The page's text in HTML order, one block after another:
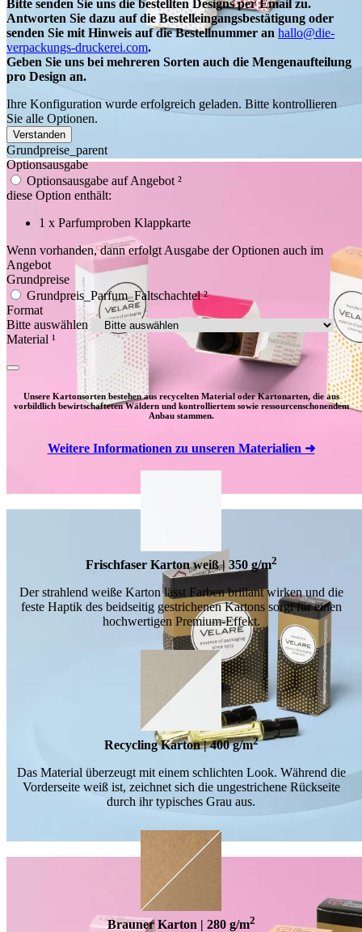
Bitte senden Sie uns die bestellten Designs per Email zu.
Antworten Sie dazu auf die Bestelleingangsbestätigung oder
senden Sie mit Hinweis auf die Bestellnummer an hallo@die-
verpackungs-druckerei.com.
Geben Sie uns bei mehreren Sorten auch die Mengenaufteilung
pro Design an.
Ihre Konfiguration wurde erfolgreich geladen. Bitte kontrollieren
Sie alle Optionen.
Verstanden
Grundpreise_parent
Optionsausgabe
Optionsausgabe auf Angebot ²
diese Option enthält:
1 x Parfumproben Klappkarte
Wenn vorhanden, dann erfolgt Ausgabe der Optionen auch im
Angebot
Grundpreise
Grundpreis_Parfum_Faltschachtel²
Format
Bitte auswählen
Material ¹
Unsere Kartonsorten bestehen aus recycelten Material oder Kartonarten, die aus
vorbildlich bewirtschafteten Wäldern und kontrolliertem sowie ressourcenschonendem
Anbau stammen.
Weitere Informationen zu unseren Materialien ➜
Frischfaser Karton weiß | 350 g/m2
Der strahlend weiße Karton lässt Farben brillant wirken und die
feste Haptik des beidseitig gestrichenen Kartons sorgt für einen
hochwertigen Premium-Effekt.
Recycling Karton | 400 g/m2
Das Material überzeugt mit einem schlichten Look. Während die
Vorderseite weiß ist, zeichnet sich die ungestrichene Rückseite
durch ihr typisches Grau aus.
Brauner Karton | 280 g/m2